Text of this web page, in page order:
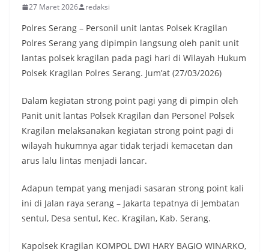
27 Maret 2026 redaksi
Polres Serang – Personil unit lantas Polsek Kragilan
Polres Serang yang dipimpin langsung oleh panit unit
lantas polsek kragilan pada pagi hari di Wilayah Hukum
Polsek Kragilan Polres Serang. Jum’at (27/03/2026)
Dalam kegiatan strong point pagi yang di pimpin oleh
Panit unit lantas Polsek Kragilan dan Personel Polsek
Kragilan melaksanakan kegiatan strong point pagi di
wilayah hukumnya agar tidak terjadi kemacetan dan
arus lalu lintas menjadi lancar.
Adapun tempat yang menjadi sasaran strong point kali
ini di Jalan raya serang – Jakarta tepatnya di Jembatan
sentul, Desa sentul, Kec. Kragilan, Kab. Serang.
Kapolsek Kragilan KOMPOL DWI HARY BAGIO WINARKO,